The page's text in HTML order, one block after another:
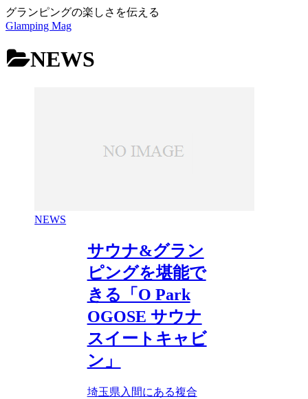
グランピングの楽しさを伝える
Glamping Mag
NEWS
NEWS
サウナ&グラン
ピングを堪能で
きる「O Park
OGOSE サウナ
スイートキャビ
ン」
埼玉県入間にある複合